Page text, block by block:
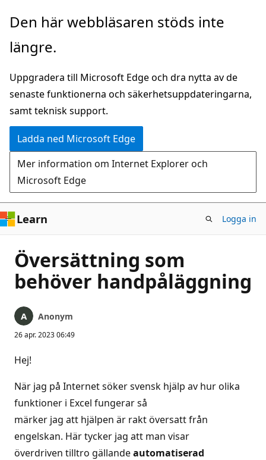
Hoppa
huvudinnehåll
Den här webbläsaren stöds inte
längre.
Uppgradera till Microsoft Edge och dra nytta av de
senaste funktionerna och säkerhetsuppdateringarna,
samt teknisk support.
Ladda ned Microsoft Edge
Mer information om Internet Explorer och
Microsoft Edge
Learn Logga in
Översättning som
behöver handpåläggning
Anonym
26 apr. 2023 06:49
Hej!
När jag på Internet söker svensk hjälp av hur olika
funktioner i Excel fungerar så
märker jag att hjälpen är rakt översatt från
engelskan. Här tycker jag att man visar
överdriven tilltro gällandeautomatiserad